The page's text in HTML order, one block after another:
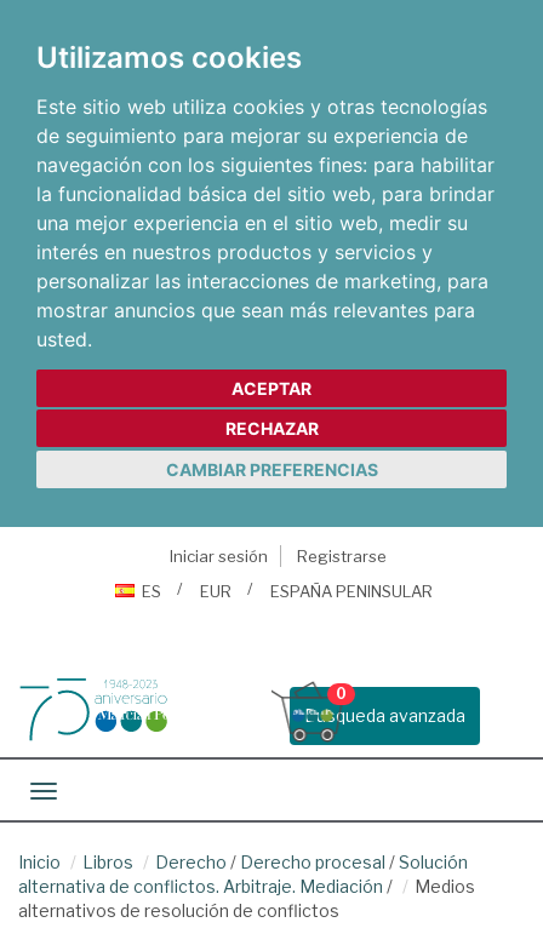
Utilizamos cookies
Este sitio web utiliza cookies y otras tecnologías
de seguimiento para mejorar su experiencia de
navegación con los siguientes fines: para habilitar
la funcionalidad básica del sitio web, para brindar
una mejor experiencia en el sitio web, medir su
interés en nuestros productos y servicios y
personalizar las interacciones de marketing, para
mostrar anuncios que sean más relevantes para
usted.
ACEPTAR
RECHAZAR
CAMBIAR PREFERENCIAS
Iniciar sesión
Registrarse
ES
EUR ESPAÑA PENINSULAR
Busqueda avanzada
0
Toggle navigation
Inicio Libros Derecho / Derecho procesal /Solución
alternativa de conflictos. Arbitraje. Mediación /
Medios
alternativos de resolución de conflictos